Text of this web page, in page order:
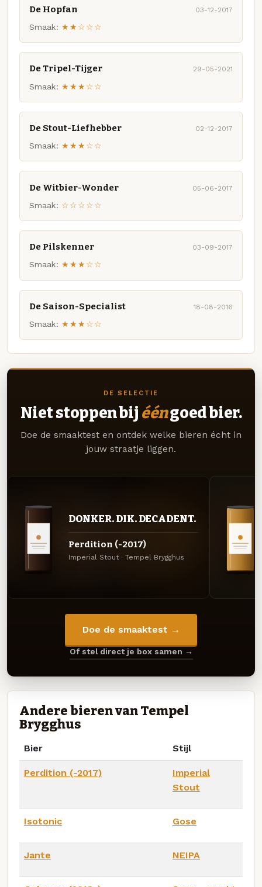
De Hopfan 03-12-2017
Smaak: ★★☆☆☆
De Tripel-Tijger 29-05-2021
Smaak: ★★★☆☆
De Stout-Liefhebber 02-12-2017
Smaak: ★★★☆☆
De Witbier-Wonder 05-06-2017
Smaak: ☆☆☆☆☆
De Pilskenner 03-09-2017
Smaak: ★★★☆☆
De Saison-Specialist 18-08-2016
Smaak: ★★★☆☆
DE SELECTIE
Niet stoppen bij ééngoed bier.
Doe de smaaktest en ontdek welke bieren écht in
jouw straatje liggen.
DONKER. DIK. DECADENT.
Perdition (-2017)
Imperial Stout · Tempel Brygghus
Doe de smaaktest →
Of stel direct je box samen →
Andere bieren van Tempel
Brygghus
Bier Stijl
Perdition (-2017)
Imperial
Stout
Isotonic Gose
Jante NEIPA